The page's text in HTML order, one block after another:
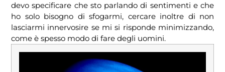
devo specificare che sto parlando di sentimenti e che
ho solo bisogno di sfogarmi, cercare inoltre di non
lasciarmi innervosire se mi si risponde minimizzando,
come è spesso modo di fare degli uomini.